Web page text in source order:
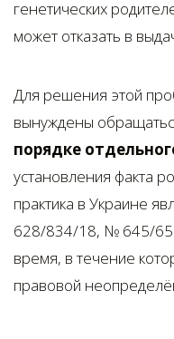
генетических
может отказать в
Для решения этой
вынуждены
порядке
установления факта
практика в Украине
628/834/18, № 645/
время, в течение
правовой